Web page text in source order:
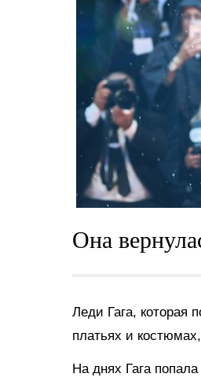
Она
Леди Гага, которая
платьях и
На днях Гага